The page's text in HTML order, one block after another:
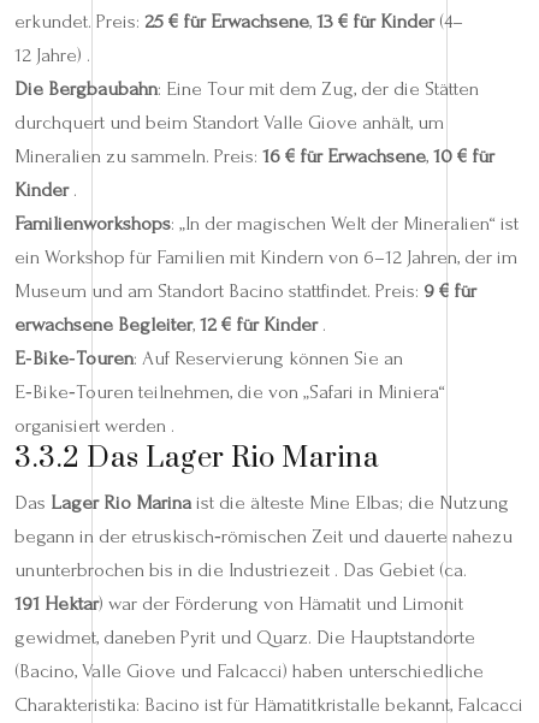
erkundet. Preis: 25 € für Erwachsene, 13 € für Kinder(4–
12 Jahre) .
Die Bergbaubahn: Eine Tour mit dem Zug, der die Stätten
durchquert und beim Standort Valle Giove anhält, um
Mineralien zu sammeln. Preis: 16 € für Erwachsene, 10 € für
Kinder.
Familienworkshops: „In der magischen Welt der Mineralien“ ist
ein Workshop für Familien mit Kindern von 6–12 Jahren, der im
Museum und am Standort Bacino stattfindet. Preis: 9 € für
erwachsene Begleiter, 12 € für Kinder.
E‑Bike‑Touren: Auf Reservierung können Sie an
E‑Bike‑Touren teilnehmen, die von „Safari in Miniera“
organisiert werden .
3.3.2 Das Lager Rio Marina
Das Lager Rio Marinaist die älteste Mine Elbas; die Nutzung
begann in der etruskisch‑römischen Zeit und dauerte nahezu
ununterbrochen bis in die Industriezeit . Das Gebiet (ca.
191 Hektar) war der Förderung von Hämatit und Limonit
gewidmet, daneben Pyrit und Quarz. Die Hauptstandorte
(Bacino, Valle Giove und Falcacci) haben unterschiedliche
Charakteristika: Bacino ist für Hämatitkristalle bekannt, Falcacci